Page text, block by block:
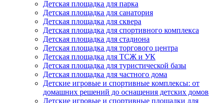
Детская площадка для парка
Детская площадка для санатория
Детская площадка для сквера
Детская площадка для спортивного комплекса
Детская площадка для стадиона
Детская площадка для торгового центра
Детская площадка для ТСЖ и УК
Детская площадка для туристической базы
Детская площадка для частного дома
Детские игровые и спортивные комплексы: от
домашних решений до оснащения детских домов
Детские игровые и спортивные площадки для